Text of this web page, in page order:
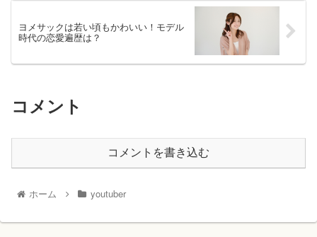
ヨメサックは若い頃もかわいい！モデル
時代の恋愛遍歴は？
コメント
コメントを書き込む
ホーム youtuber